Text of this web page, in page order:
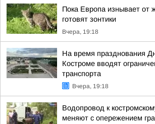
Пока Европа изнывает от
готовят зонтики
Вчера, 19:18
На время празднования
Костроме вводят
транспорта
Вчера, 19:18
Водопровод к
меняют с опережением